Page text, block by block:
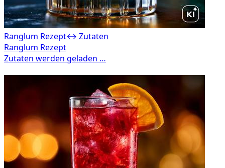
Ranglum Rezept↔ Zutaten